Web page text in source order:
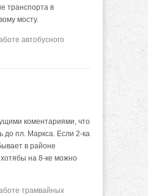
транспорта в
мосту.
автобусного
коментариями, что
до пл. Маркса. Если 2-ка
в районе
хотябы на 8-ке можно
трамвайных